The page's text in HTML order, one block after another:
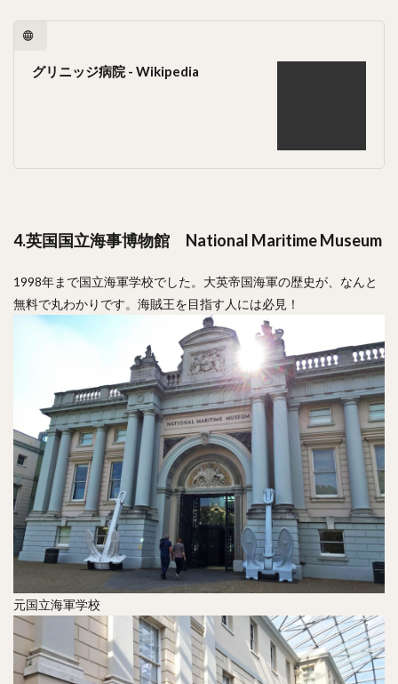
グリニッジ病院 - Wikipedia
4.英国国立海事博物館 National Maritime Museum
1998年まで国立海軍学校でした。大英帝国海軍の歴史が、なんと
無料で丸わかりです。海賊王を目指す人には必見！
元国立海軍学校